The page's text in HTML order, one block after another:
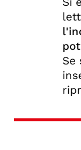
Se